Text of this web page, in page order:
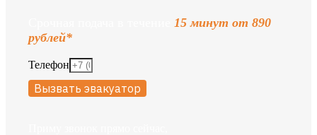
15 минут от 890
рублей*
Телефон
Вызвать эвакуатор